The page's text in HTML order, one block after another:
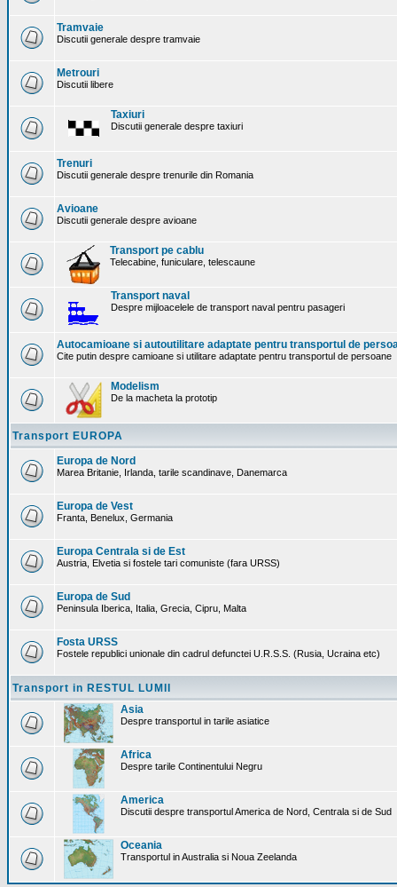
Tramvaie
Discutii generale despre tramvaie
Metrouri
Discutii libere
Taxiuri
Discutii generale despre taxiuri
Trenuri
Discutii generale despre trenurile din Romania
Avioane
Discutii generale despre avioane
Transport pe cablu
Telecabine, funiculare, telescaune
Transport naval
Despre mijloacelele de transport naval pentru pasageri
Autocamioane si autoutilitare adaptate pentru transportul de
Cite putin despre camioane si utilitare adaptate pentru transportul de persoane
Modelism
De la macheta la prototip
Transport EUROPA
Europa de Nord
Marea Britanie, Irlanda, tarile scandinave, Danemarca
Europa de Vest
Franta, Benelux, Germania
Europa Centrala si de Est
Austria, Elvetia si fostele tari comuniste (fara URSS)
Europa de Sud
Peninsula Iberica, Italia, Grecia, Cipru, Malta
Fosta URSS
Fostele republici unionale din cadrul defunctei U.R.S.S. (Rusia, Ucraina etc)
Transport in RESTUL LUMII
Asia
Despre transportul in tarile asiatice
Africa
Despre tarile Continentului Negru
America
Discutii despre transportul America de Nord, Centrala si de Sud
Oceania
Transportul in Australia si Noua Zeelanda